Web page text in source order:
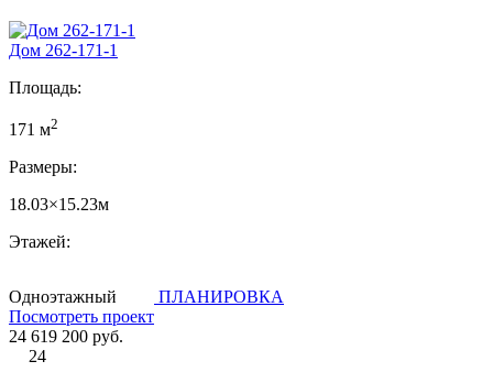
Дом 262-171-1
Площадь:
171 м2
Размеры:
18.03×15.23м
Этажей:
Одноэтажный
ПЛАНИРОВКА
Посмотреть проект
24 619 200 руб.
24